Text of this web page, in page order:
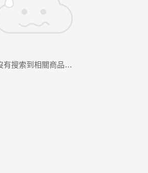
有搜索到相關商品…